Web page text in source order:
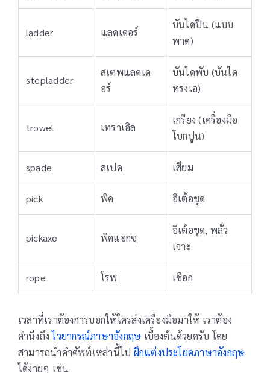
ladder แลดเดอร์
บันไดปีน (แบบ
พาด)
stepladder
สเตพแลดเด
อร์
บันไดพับ (บันได
ทรงเอ)
trowel เทราเอิล
เกรียง (เครื่องมือ
โบกปูน)
spade สเปด เสียม
pick พิค อีเต้อขุด
pickaxe พิคแอกซฺ
อีเต้อขุด, พลั่ว
เจาะ
rope โรพฺ เชือก
เวลาที่เราต้องการบอกให้ใครส่งเครื่องมือมาให้ เราต้อง
คำนึงถึงไวยากรณ์ภาษาอังกฤษ เบื้องต้นด้วยครับ โดย
สามารถนำคำศัพท์เหล่านี้ไป ฝึกแต่งประโยคภาษาอังกฤษ
ได้ง่ายๆ เช่น